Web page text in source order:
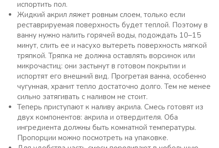
испортить пол.
Жидкий акрил ляжет ровным слоем, только если
реставрируемая поверхность будет теплой. Поэтому в
ванну нужно налить горячей воды, подождать 10–15
минут, слить ее и насухо вытереть поверхность мягкой
тряпкой. Тряпка не должна оставлять ворсинок или
микрочастиц: они застынут в готовом покрытии и
испортят его внешний вид. Прогретая ванна, особенно
чугунная, хранит тепло достаточно долго. Тем не менее
сильно затягивать с наливом не стоит.
Теперь приступают к наливу акрила. Смесь готовят из
двух компонентов: акрила и отвердителя. Оба
ингредиента должны быть комнатной температуры.
Пропорции можно посмотреть на упаковке.